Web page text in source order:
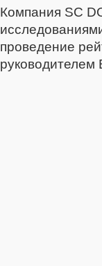
Компания SC
проведение